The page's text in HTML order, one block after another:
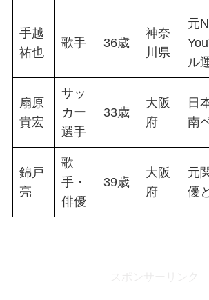
手越
祐也
歌手 36歳
神奈
川県
元
ル
扇原
貴宏
サッ
カー
選手
33歳
大阪
府
日
南
錦戸
亮
歌
手・
俳優
39歳
大阪
府
元
優